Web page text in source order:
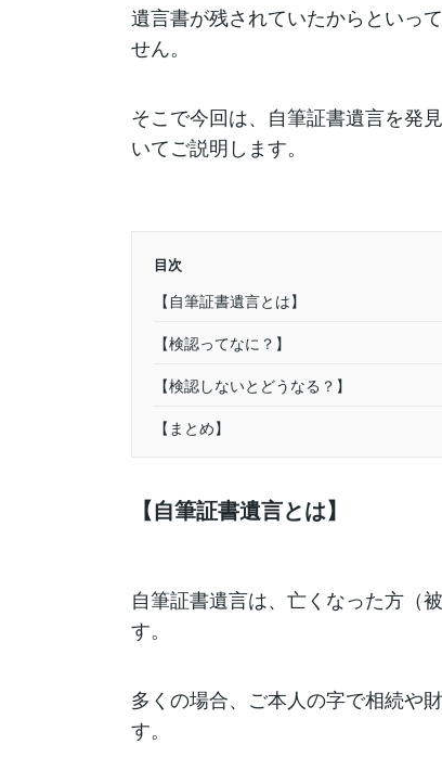
遺言書が残されていたからといっ
せん。
そこで今回は、自筆証書遺言を発
いてご説明します。
目次
【自筆証書遺言とは】
【検認ってなに？】
【検認しないとどうなる？】
【まとめ】
【自筆証書遺言とは】
自筆証書遺言は、亡くなった方（
す。
多くの場合、ご本人の字で相続や
す。